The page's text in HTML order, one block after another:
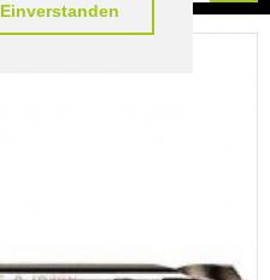
Einverstanden